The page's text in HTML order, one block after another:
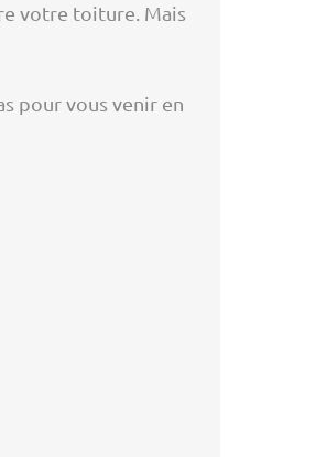
votre toiture. Mais
pour vous venir en